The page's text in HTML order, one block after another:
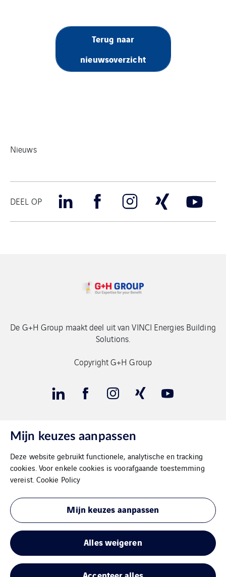
Terug naar
nieuwsoverzicht
Nieuws
DEEL OP
De G+H Group maakt deel uit van VINCI Energies Building
Solutions.
Copyright G+H Group
Contact
Gegevensbeschermimg
Impressum
Cookies
Sitemap
Mijn keuzes aanpassen
Deze website gebruikt functionele, analytische en tracking
cookies. Voor enkele cookies is voorafgaande toestemming
vereist. Cookie Policy
Mijn keuzes aanpassen
Alles weigeren